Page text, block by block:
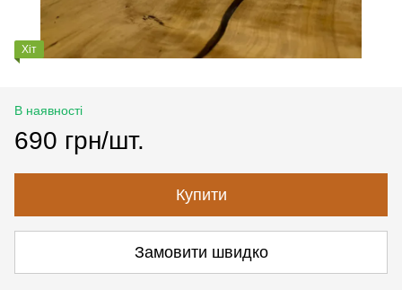
Хіт
В наявності
690 грн/шт.
Купити
Замовити швидко